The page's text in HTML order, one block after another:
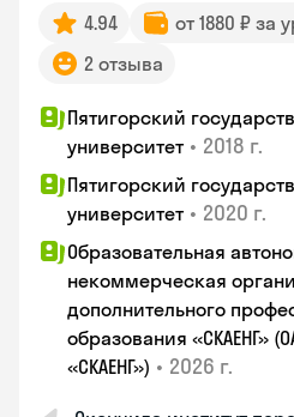
4.94 от 1880 ₽ за
2 отзыва
Пятигорский
университет • 2018 г.
Пятигорский
университет • 2020 г.
Образовательная
некоммерческая
дополнительного
образования «СКАЕНГ»
«СКАЕНГ») • 2026 г.